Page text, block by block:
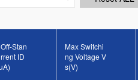
Stan
ID
Max Switchi
ng Voltage V
s(V)